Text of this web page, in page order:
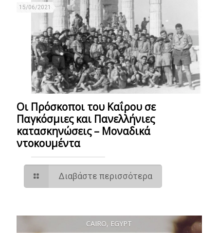
15/06/2021
Οι Πρόσκοποι του Καΐρου σε
Παγκόσμιες και Πανελλήνιες
κατασκηνώσεις – Mοναδικά
ντοκουμέντα
Διαβάστε περισσότερα
CAIRO, EGYPT